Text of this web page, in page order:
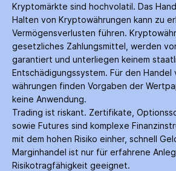
Kryptomärkte sind hochvolatil. Das
Halten von Krypto­währungen kann zu
Vermögensverlusten führen.
gesetzliches Zahlungs­mittel, werden
garantiert und unterliegen keinem
Entschädigungs­system. Für den
währungen finden Vorgaben der
keine Anwendung.
Trading ist riskant. Zertifikate,
sowie Futures sind komplexe
mit dem hohen Risiko einher, schnell
Margin­handel ist nur für erfahrene
Risiko­tragfähigkeit geeignet.